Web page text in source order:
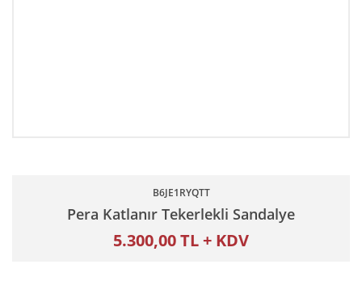
B6JE1RYQTT
Pera Katlanır Tekerlekli Sandalye
5.300,00 TL + KDV